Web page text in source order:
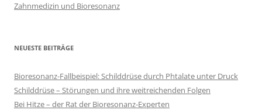
Zahnmedizin und Bioresonanz
NEUESTE BEITRÄGE
Bioresonanz-Fallbeispiel: Schilddrüse durch Phtalate unter Druck
Schilddrüse – Störungen und ihre weitreichenden Folgen
Bei Hitze – der Rat der Bioresonanz-Experten